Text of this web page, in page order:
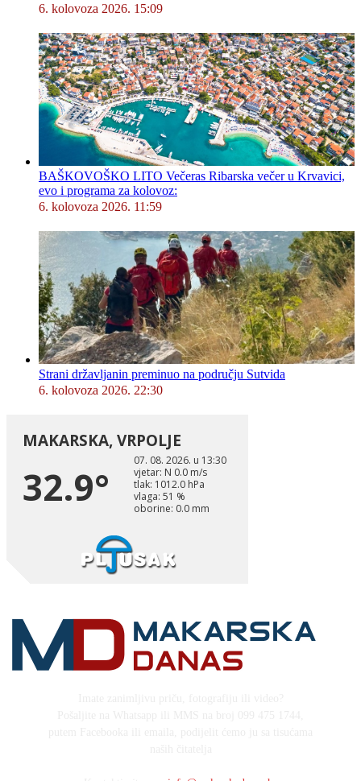
6. kolovoza 2026. 15:09
BAŠKOVOŠKO LITO Večeras Ribarska večer u Krvavici,
evo i programa za kolovoz:
6. kolovoza 2026. 11:59
Strani državljanin preminuo na području Sutvida
6. kolovoza 2026. 22:30